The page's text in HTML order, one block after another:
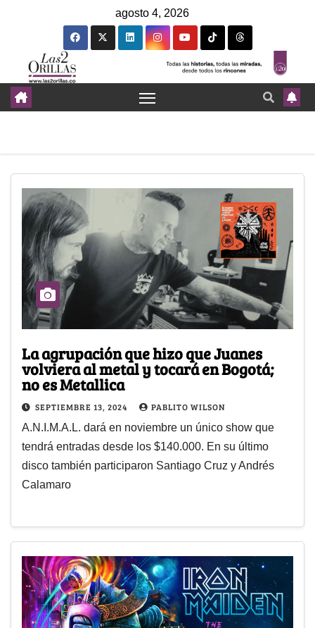
agosto 4, 2026
La agrupación que hizo que Juanes
volviera al metal y tocará en Bogotá;
no es Metallica
SEPTIEMBRE 13, 2024 PABLITO WILSON
A.N.I.M.A.L. dará en noviembre un único show que
tendrá entradas desde los $140.000. En su último
disco también participaron Santiago Cruz y Andrés
Calamaro